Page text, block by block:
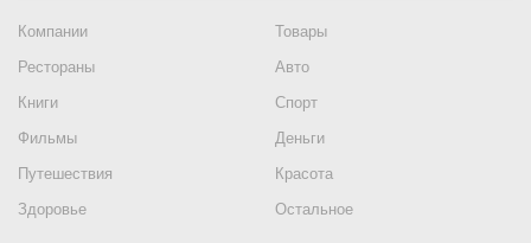
Компании
Товары
Рестораны
Авто
Книги
Спорт
Фильмы
Деньги
Путешествия
Красота
Здоровье
Остальное